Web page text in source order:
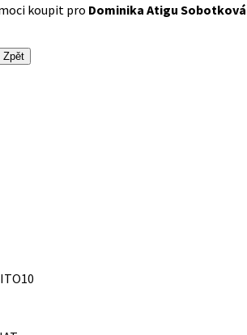
koupit pro Dominika Atigu Sobotková
Zpět